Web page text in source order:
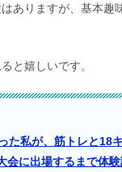
ありますが、基本趣
と嬉しいです。
た私が、筋トレと18
会に出場するまで体